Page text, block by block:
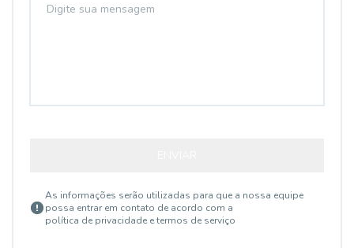
As informações serão utilizadas para que a nossa equipe
possa entrar em contato de acordo com a
política de privacidade e termos de serviço